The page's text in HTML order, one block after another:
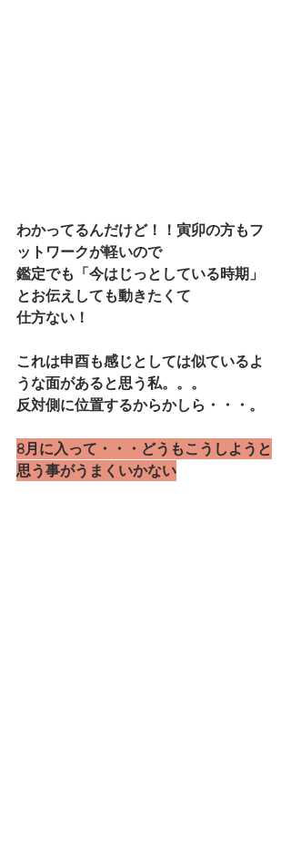
わかってるんだけど！！寅卯の方もフ
ットワークが軽いので
鑑定でも「今はじっとしている時期」
とお伝えしても動きたくて
仕方ない！
これは申酉も感じとしては似ているよ
うな面があると思う私。。。
反対側に位置するからかしら・・・。
8月に入って・・・どうもこうしようと
思う事がうまくいかない